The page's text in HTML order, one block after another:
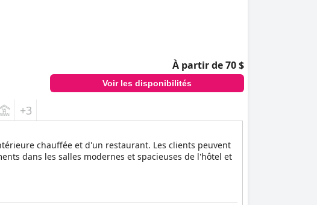
À partir de 70 $
Voir les disponibilités
+3
chauffée et d'un restaurant. Les clients peuvent
dans les salles modernes et spacieuses de l'hôtel et